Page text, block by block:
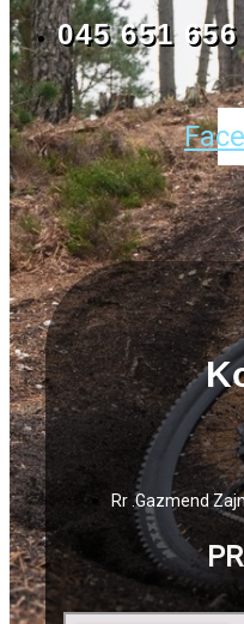
045 651 656
Rr .Gazmend